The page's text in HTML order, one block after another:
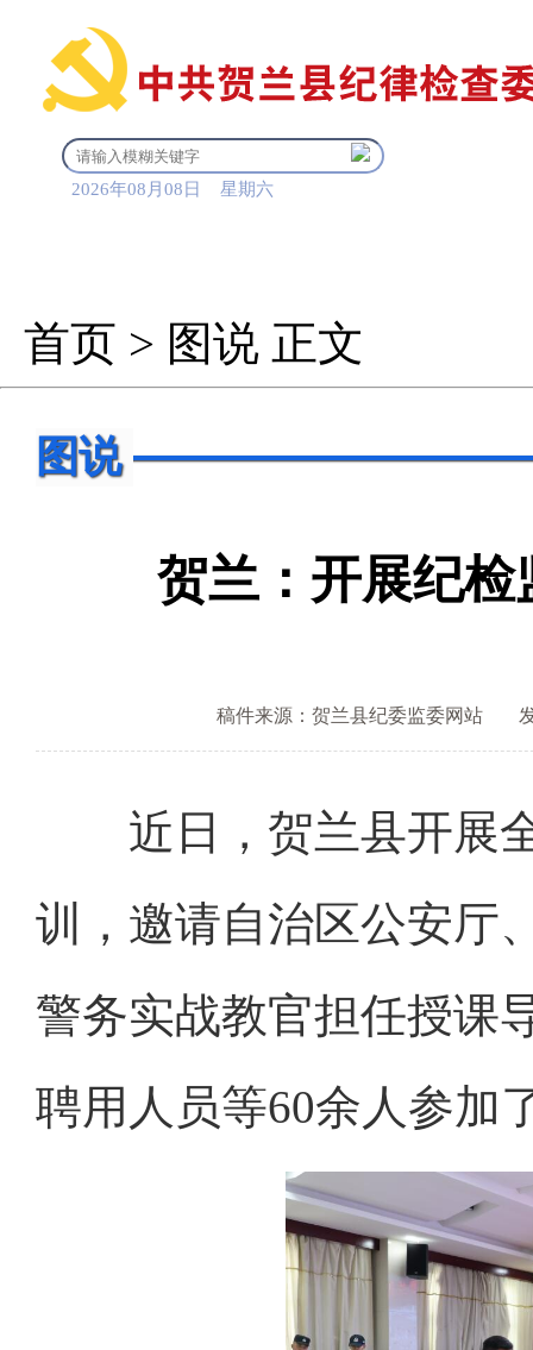
2026年08月08日 星期六
首页 > 图说 正文
图说
贺兰：开展纪
稿件来源：贺兰县纪委监委网站
近日，贺兰县开展全
训，邀请自治区公安厅
警务实战教官担任授课
聘用人员等60余人参加